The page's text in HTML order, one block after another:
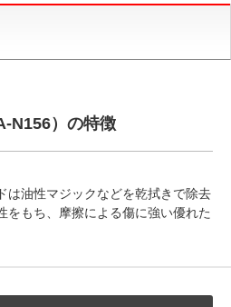
N156）の特徴
は油性マジックなどを乾拭きで除去
をもち、摩擦による傷に強い優れた